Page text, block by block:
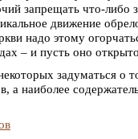
запрещать что-либо
движение
надо этому
– и пусть оно
задуматься о
а наиболее